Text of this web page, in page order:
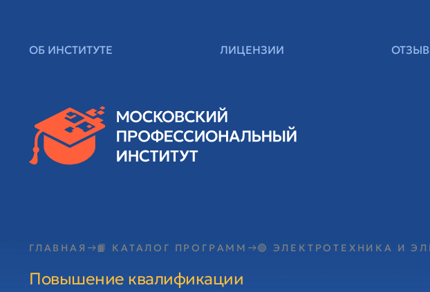
ОБ ИНСТИТУТЕ ЛИЦЕНЗИИ
ГЛАВНАЯ 📙 КАТАЛОГ ПРОГРАММ 🟢 ЭЛЕКТРОТЕХНИКА И
Повышение квалификации